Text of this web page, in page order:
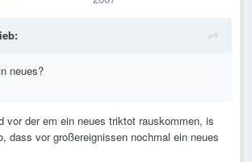
neues?
vor der em ein neues triktot rauskommen, is
dass vor großereignissen nochmal ein neues